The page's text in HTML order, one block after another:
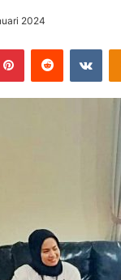
2024
PinterestReddit